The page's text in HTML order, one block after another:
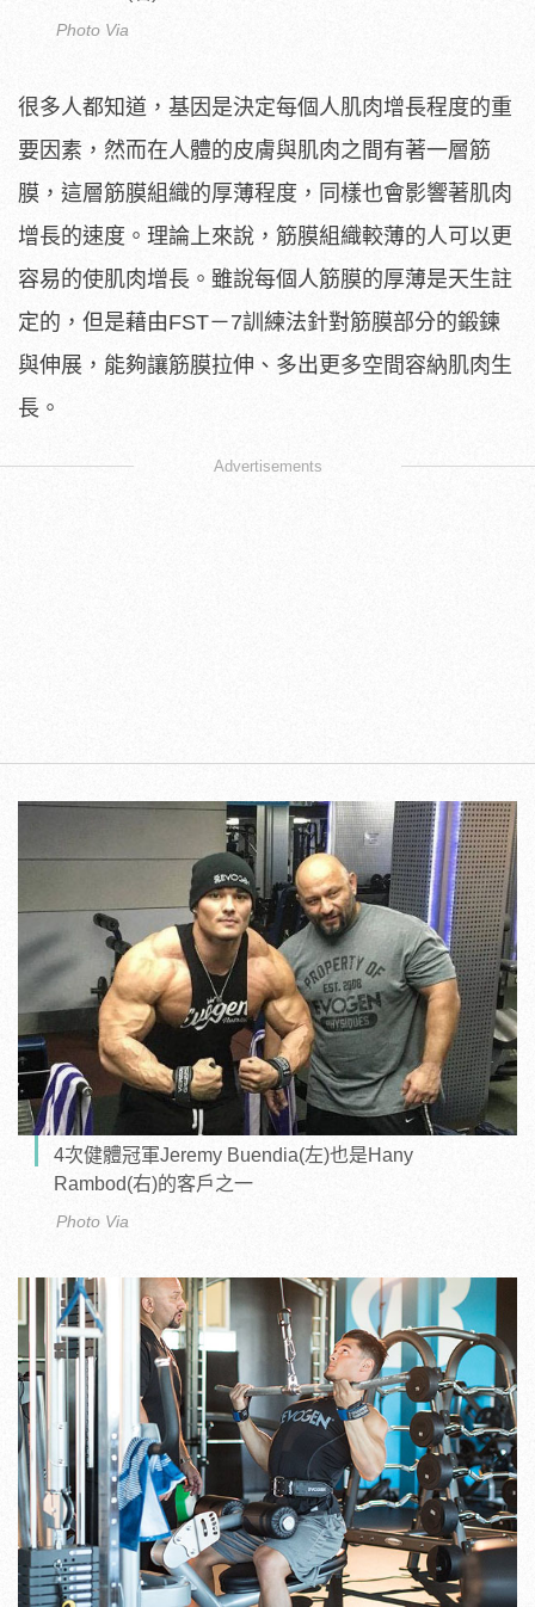
Photo Via
很多人都知道，基因是決定每個人肌肉增長程度的重
要因素，然而在人體的皮膚與肌肉之間有著一層筋
膜，這層筋膜組織的厚薄程度，同樣也會影響著肌肉
增長的速度。理論上來說，筋膜組織較薄的人可以更
容易的使肌肉增長。雖說每個人筋膜的厚薄是天生註
定的，但是藉由FST－7訓練法針對筋膜部分的鍛鍊
與伸展，能夠讓筋膜拉伸、多出更多空間容納肌肉生
長。
Advertisements
4次健體冠軍Jeremy Buendia(左)也是Hany
Rambod(右)的客戶之一
Photo Via